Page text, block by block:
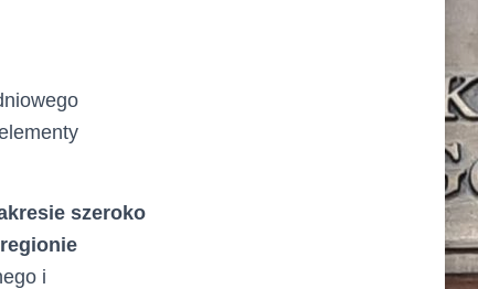
szeroko
i